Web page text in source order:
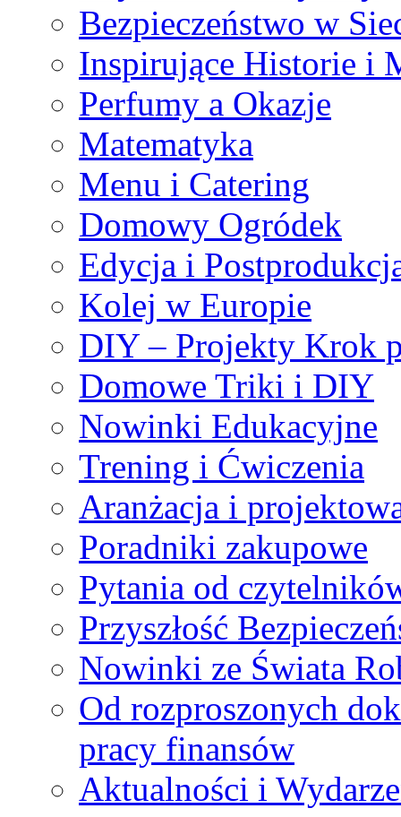
Bezpieczeństwo w
Inspirujące Historie i
Perfumy a Okazje
Matematyka
Menu i Catering
Domowy Ogródek
Edycja i
Kolej w Europie
DIY – Projekty Krok
Domowe Triki i DIY
Nowinki Edukacyjne
Trening i Ćwiczenia
Aranżacja i
Poradniki zakupowe
Pytania od
Przyszłość
Nowinki ze Świata
Od rozproszonych
pracy finansów
Aktualności i